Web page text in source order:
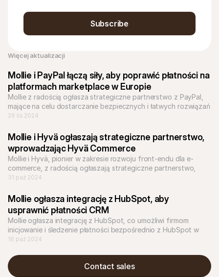
Subscribe
Więcej aktualizacji
Mollie i PayPal łączą siły, aby poprawić płatności na
platformach marketplace w Europie
Mollie z radością ogłasza strategiczne partnerstwo z PayPal,
mające na celu dostarczanie bezpiecznych i łatwych rozwiązań
płatniczych dla platform rynkowych w całej Europie.
26 lis 2024
Mollie i Hyvä ogłaszają strategiczne partnerstwo,
wprowadzając Hyvä Commerce
Mollie i Hyvä, pionier w zakresie rozwoju front-endu dla e-
commerce, z radością ogłaszają strategiczne partnerstwo,
uruchamiając Hyvä Commerce.
31 paź 2024
Mollie ogłasza integrację z HubSpot, aby
usprawnić płatności CRM
Mollie ogłasza integrację z HubSpot, co umożliwi firmom
inicjowanie i śledzenie płatności bezpośrednio z HubSpot w
kilka sekund.
16 paź 2024
Contact sales